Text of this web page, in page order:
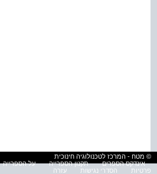
© מטח - המרכז לטכנולוגיה חינוכית
אינדקס הספרים
תקנון הספרייה על הספרייה
פרטיות
הסדרי נגישות עזרה